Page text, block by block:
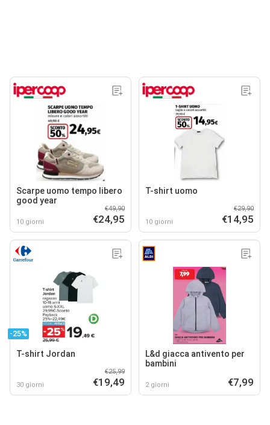
Scarpe uomo tempo libero
good year
10 giorni
€49,90
€24,95
T-shirt uomo
10 giorni
€29,90
€14,95
-25%
T-shirt Jordan
30 giorni
€25,99
€19,49
L&d giacca antivento per
bambini
2 giorni €7,99